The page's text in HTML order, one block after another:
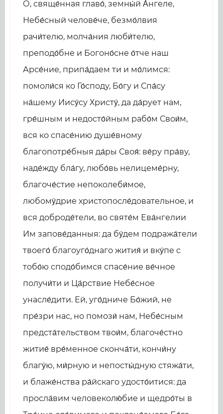
О, свяще́нная главо́, земны́й А́нгеле,
Небе́сный челове́че, безмо́лвия
рачи́телю, молча́ния люби́телю,
преподо́бне и Богоно́сне о́тче наш
Арсе́ние, припа́даем ти и мо́лимся:
помоли́ся ко Го́споду, Бо́гу и Спа́су
на́шему Иису́су Христу́, да да́рует нам,
гре́шным и недосто́йным рабо́м Свои́м,
вся ко спасе́нию душе́вному
благопотре́бныя да́ры Своя́: ве́ру пра́ву,
наде́жду бла́гу, любо́вь нелицеме́рну,
благоче́стие непоколеби́мое,
любому́дрие христопосле́довательное, и
вся доброде́тели, во святе́м Ева́нгелии
Им запове́данныя: да бу́дем подража́тели
твоего́ благоуго́днаго жития́ и вку́пе с
тобо́ю сподо́бимся спасе́ние ве́чное
получи́ти и Ца́рствие Небе́сное
унасле́дити. Ей, уго́дниче Бо́жий, не
пре́зри нас, но помози́ нам, Небе́сным
предста́тельством твои́м, благоче́стно
житие́ вре́менное сконча́ти, кончи́ну
благу́ю, ми́рную и непосты́дную стяжа́ти,
и блаже́нства ра́йскаго удосто́итися: да
просла́вим человеколю́бие и щедро́ты в